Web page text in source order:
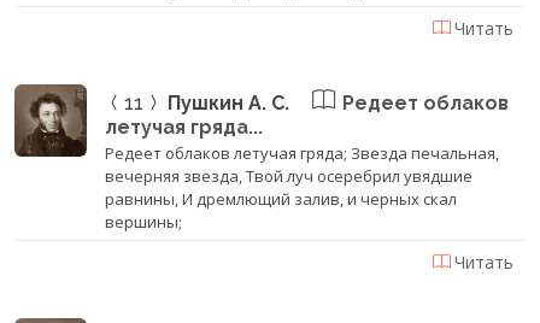
Читать
11 Пушкин А. С.
Редеет облаков
летучая гряда...
Редеет облаков летучая гряда; Звезда печальная,
вечерняя звезда, Твой луч осеребрил увядшие
равнины, И дремлющий залив, и черных скал
вершины;
Читать